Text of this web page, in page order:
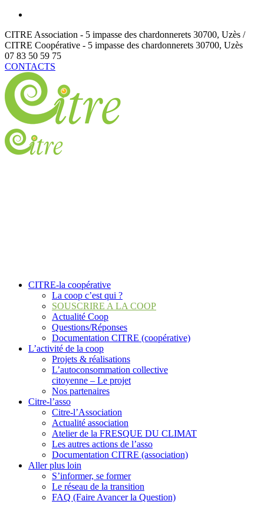
CITRE Association - 5 impasse des chardonnerets 30700, Uzès /
CITRE Coopérative - 5 impasse des chardonnerets 30700, Uzès
07 83 50 59 75
CONTACTS
CITRE-la coopérative
La coop c’est qui ?
SOUSCRIRE A LA COOP
Actualité Coop
Questions/Réponses
Documentation CITRE (coopérative)
L’activité de la coop
Projets & réalisations
L’autoconsommation collective
citoyenne – Le projet
Nos partenaires
Citre-l’asso
Citre-l’Association
Actualité association
Atelier de la FRESQUE DU CLIMAT
Les autres actions de l’asso
Documentation CITRE (association)
Aller plus loin
S’informer, se former
Le réseau de la transition
FAQ (Faire Avancer la Question)